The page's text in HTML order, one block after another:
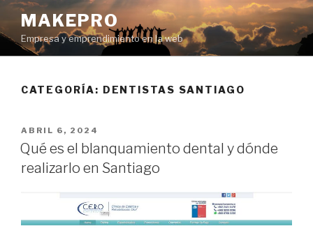
contenido
MAKEPRO
Empresa y emprendimiento en la web
CATEGORÍA: DENTISTAS SANTIAGO
POSTED
ON
ABRIL 6, 2024
Qué es el blanquamiento dental y dónde
realizarlo en Santiago